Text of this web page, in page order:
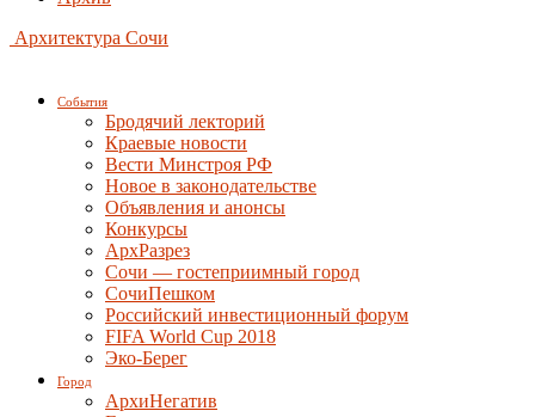
Архитектура Сочи
События
Бродячий лекторий
Краевые новости
Вести Минстроя РФ
Новое в законодательстве
Объявления и анонсы
Конкурсы
АрхРазрез
Сочи — гостеприимный город
СочиПешком
Российский инвестиционный форум
FIFA World Cup 2018
Эко-Берег
Город
АрхиНегатив